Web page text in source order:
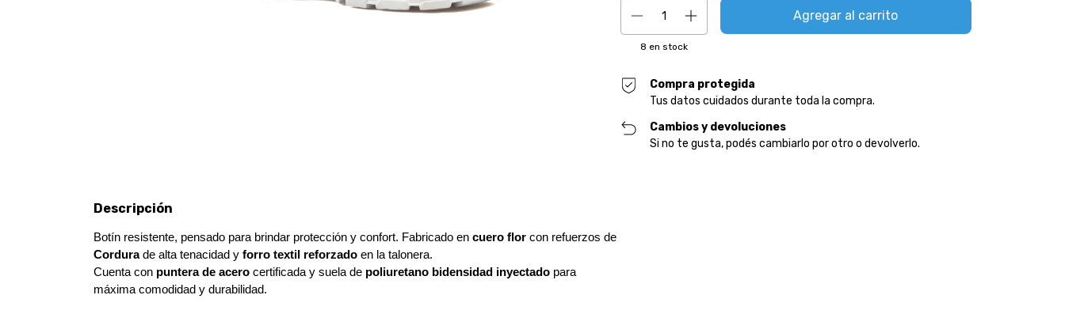
8 en stock
Compra protegida
Tus datos cuidados durante toda la compra.
Cambios y devoluciones
Si no te gusta, podés cambiarlo por otro o devolverlo.
Descripción
Botín resistente, pensado para brindar protección y confort. Fabricado en cuero flor con refuerzos de
Cordura de alta tenacidad y forro textil reforzado en la talonera.
Cuenta con puntera de acero certificada y suela de poliuretano bidensidad inyectado para
máxima comodidad y durabilidad.